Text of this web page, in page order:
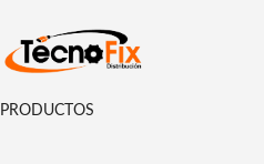
PRODUCTOS